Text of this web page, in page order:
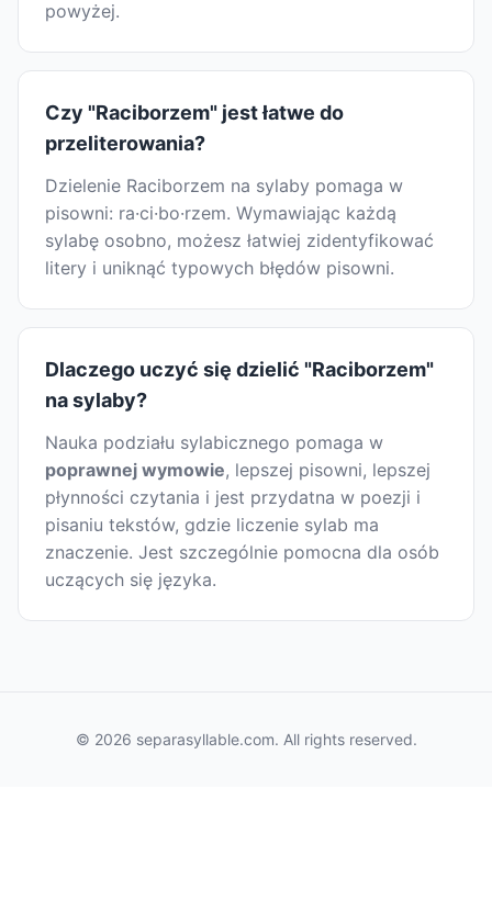
powyżej.
Czy "Raciborzem" jest łatwe do
przeliterowania?
Dzielenie Raciborzem na sylaby pomaga w
pisowni: ra·ci·bo·rzem. Wymawiając każdą
sylabę osobno, możesz łatwiej zidentyfikować
litery i uniknąć typowych błędów pisowni.
Dlaczego uczyć się dzielić "Raciborzem"
na sylaby?
Nauka podziału sylabicznego pomaga w
poprawnej wymowie, lepszej pisowni, lepszej
płynności czytania i jest przydatna w poezji i
pisaniu tekstów, gdzie liczenie sylab ma
znaczenie. Jest szczególnie pomocna dla osób
uczących się języka.
© 2026 separasyllable.com. All rights reserved.